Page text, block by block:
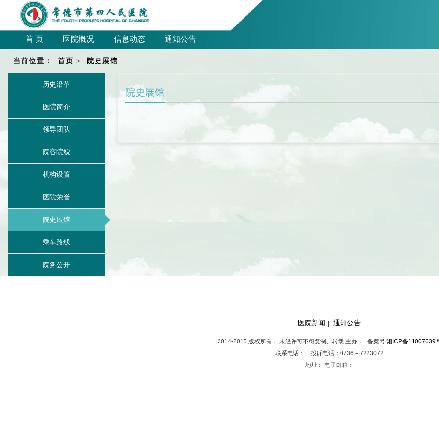
首 页 医院概况 信息动态 通知公告
当前位置： 首页 > 院史展馆
历史沿革
医院简介
领导团队
院容院貌
机构设置
医院荣誉
院史展馆
乘车路线
院务公开
院史展馆
医院新闻 通知公告
2014-2015 版权所有： 未经许可不得复制、转载 主办： 备案号:湘ICP备11007639
联系电话： 投诉电话：0736－7223072
地址： 电子邮箱：